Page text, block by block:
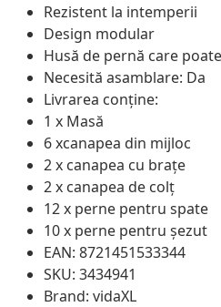
Rezistent la intemperii
Design modular
Husă de pernă care
Necesită asamblare: Da
Livrarea conține:
1 x Masă
6 xcanapea din mijloc
2 x canapea cu brațe
2 x canapea de colț
12 x perne pentru spate
10 x perne pentru șezut
EAN: 8721451533344
SKU: 3434941
Brand: vidaXL